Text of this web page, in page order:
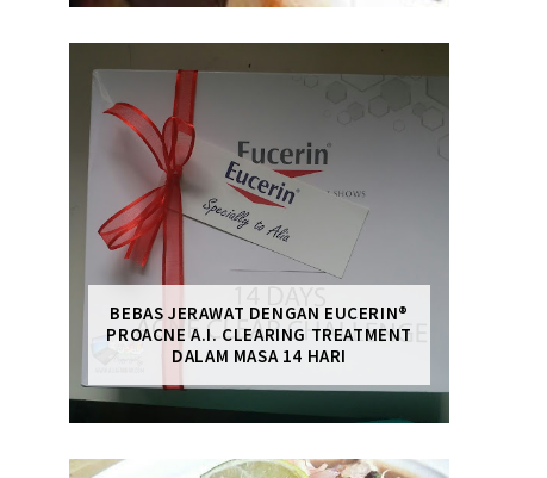
BEBAS JERAWAT DENGAN EUCERIN®
PROACNE A.I. CLEARING TREATMENT
DALAM MASA 14 HARI